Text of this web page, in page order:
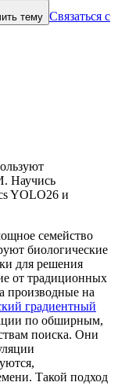
тему Связаться с
Научись
YOLO26 и
семейство
биологические
для решения
от традиционных
производные на
градиентный
по обширным,
поиска. Они
Такой подход